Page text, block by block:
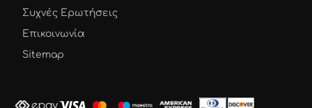
Συχνές Ερωτήσεις
Επικοινωνία
Sitemap